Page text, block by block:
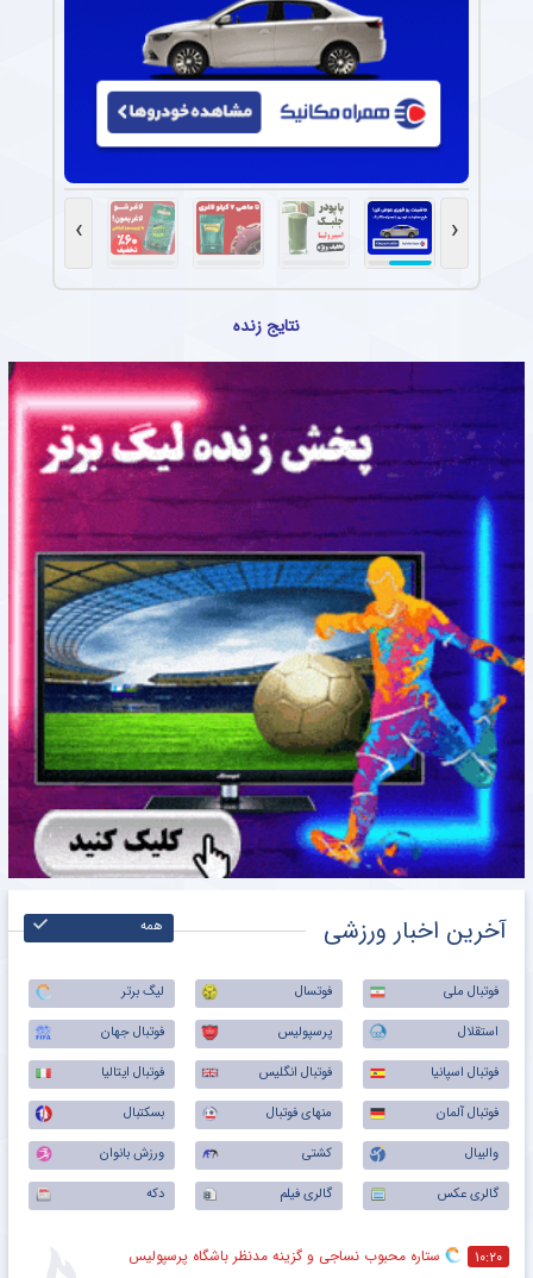
‹
›
نتایج زنده
آخرین اخبار ورزشی همه
فوتبال ملی فوتسال
لیگ برتر
استقلال
پرسپولیس
فوتبال جهان
فوتبال اسپانیا
فوتبال انگلیس
فوتبال ایتالیا
فوتبال آلمان
منهای فوتبال
بسکتبال
والیبال
کشتی
ورزش بانوان
گالری عکس
گالری فیلم دکه
۱۰:۲۰ ستاره محبوب نساجی و گزینه مدنظر باشگاه پرسپولیس